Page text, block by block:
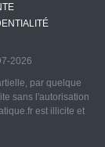
2026
par quelque
sans l'autorisation
est illicite et